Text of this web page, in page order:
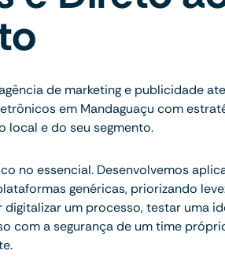
de marketing e publicidade
em Mandaguaçu com
local e do seu segmento.
no essencial. Desenvolvemos
genéricas, priorizando
um processo, testar uma
com a segurança de um time